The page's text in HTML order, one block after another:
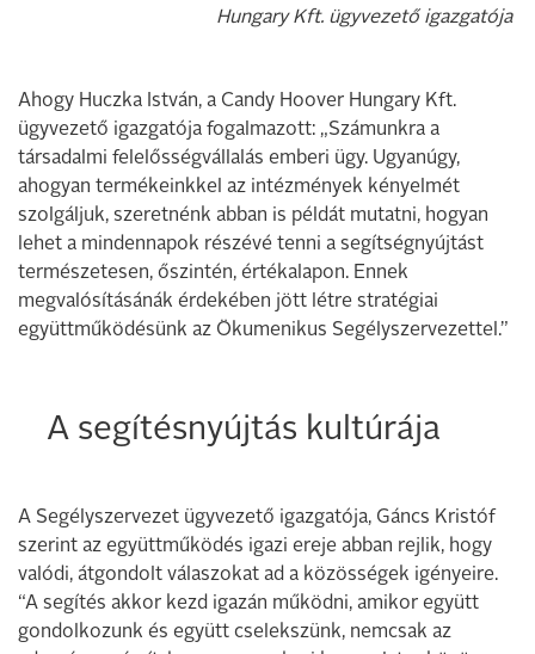
Hungary Kft. ügyvezető igazgatója
Ahogy Huczka István, a Candy Hoover Hungary Kft.
ügyvezető igazgatója fogalmazott: „Számunkra a
társadalmi felelősségvállalás emberi ügy. Ugyanúgy,
ahogyan termékeinkkel az intézmények kényelmét
szolgáljuk, szeretnénk abban is példát mutatni, hogyan
lehet a mindennapok részévé tenni a segítségnyújtást
természetesen, őszintén, értékalapon. Ennek
megvalósításánák érdekében jött létre stratégiai
együttműködésünk az Ökumenikus Segélyszervezettel.”
A segítésnyújtás kultúrája
A Segélyszervezet ügyvezető igazgatója, Gáncs Kristóf
szerint az együttműködés igazi ereje abban rejlik, hogy
valódi, átgondolt válaszokat ad a közösségek igényeire.
“A segítés akkor kezd igazán működni, amikor együtt
gondolkozunk és együtt cselekszünk, nemcsak az